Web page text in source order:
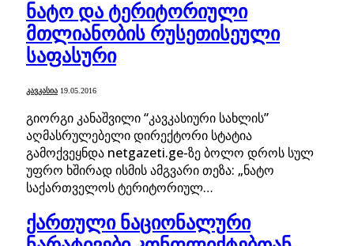
ნატო და ტერიტორიული
მთლიანობის რუსეთისეული
საფასური
ᲙᲐᲕᲙᲐᲡᲘᲐ 19.05.2016
გიორგი კანაშვილი “კავკასიური სახლის”
აღმასრულებელი დირექტორი სტატია
გამოქვეყნდა netgazeti.ge-ზე ბოლო დროს სულ
უფრო ხშირად ისმის ამგვარი თეზა: „ნატო
საქართველოს ტერიტორიულ…
ქართული ნაციონალური